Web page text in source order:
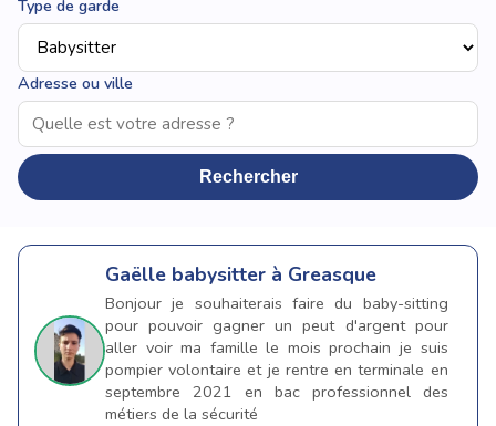
Type de garde
Adresse ou ville
Rechercher
Gaëlle babysitter à Greasque
Bonjour je souhaiterais faire du baby-sitting
pour pouvoir gagner un peut d'argent pour
aller voir ma famille le mois prochain je suis
pompier volontaire et je rentre en terminale en
septembre 2021 en bac professionnel des
métiers de la sécurité